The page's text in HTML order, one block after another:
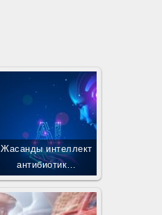
Жасанды интеллект
антибиотик…